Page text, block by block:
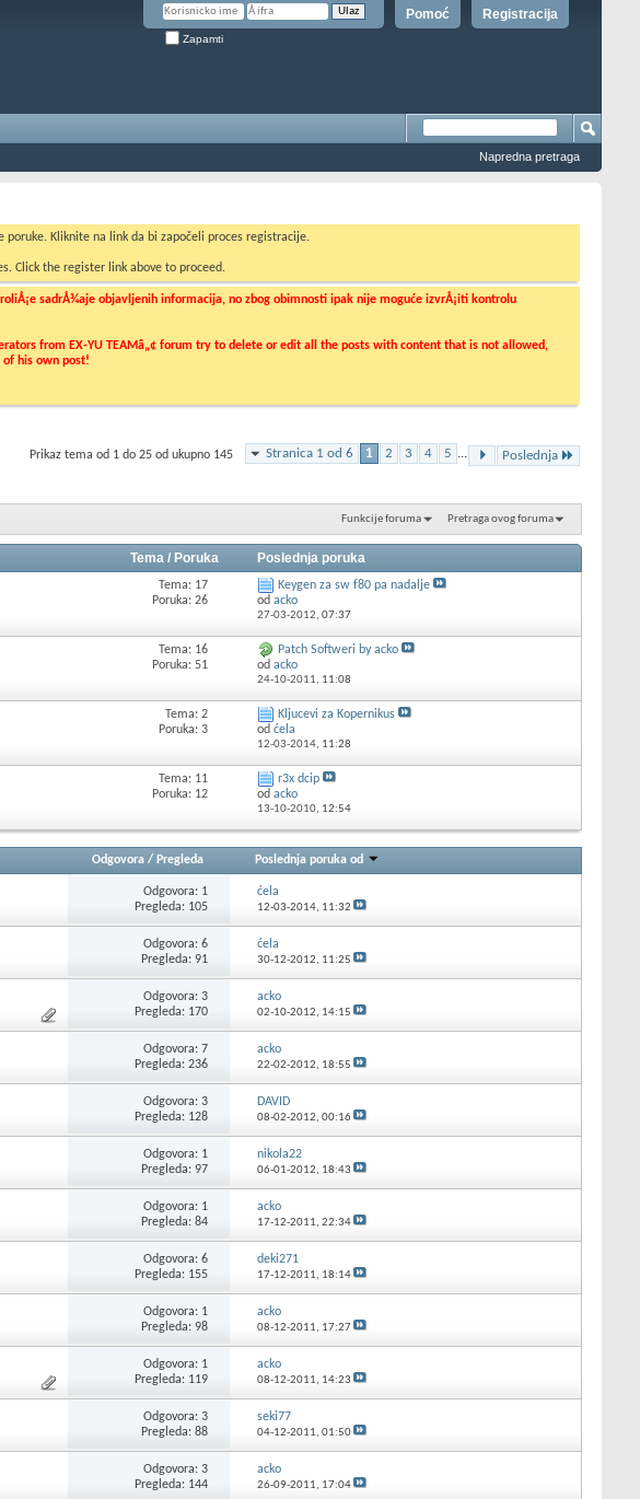
Registracija
Pomoć
Zapamti
Napredna pretraga
Kliknite na link da bi započeli proces registracije.
Click the register link above to proceed.
sadrÅ¾aje objavljenih informacija, no zbog obimnosti ipak nije moguće izvrÅ¡iti kontrolu
from EX-YU TEAMâ„¢ forum try to delete or edit all the posts with content that is not allowed,
his own post!
Stranica 1 od 6 1 2 3 4 5 ... Poslednja
Prikaz tema od 1 do 25 od ukupno 145
Funkcije foruma Pretraga ovog foruma
Tema / Poruka Poslednja poruka
Tema: 17
Poruka: 26
Keygen za sw f80 pa nadalje
od acko
27-03-2012, 07:37
Tema: 16
Poruka: 51
Patch Softweri by acko
od acko
24-10-2011, 11:08
Tema: 2
Poruka: 3
Kljucevi za Kopernikus
od ćela
12-03-2014, 11:28
Tema: 11
Poruka: 12
r3x dcip
od acko
13-10-2010, 12:54
Odgovora / Pregleda Poslednja poruka od
Odgovora: 1
Pregleda: 105
ćela
12-03-2014, 11:32
Odgovora: 6
Pregleda: 91
ćela
30-12-2012, 11:25
Odgovora: 3
Pregleda: 170
acko
02-10-2012, 14:15
Odgovora: 7
Pregleda: 236
acko
22-02-2012, 18:55
Odgovora: 3
Pregleda: 128
DAVID
08-02-2012, 00:16
Odgovora: 1
Pregleda: 97
nikola22
06-01-2012, 18:43
Odgovora: 1
Pregleda: 84
acko
17-12-2011, 22:34
Odgovora: 6
Pregleda: 155
deki271
17-12-2011, 18:14
Odgovora: 1
Pregleda: 98
acko
08-12-2011, 17:27
Odgovora: 1
Pregleda: 119
acko
08-12-2011, 14:23
Odgovora: 3
Pregleda: 88
seki77
04-12-2011, 01:50
Odgovora: 3
Pregleda: 144
acko
26-09-2011, 17:04